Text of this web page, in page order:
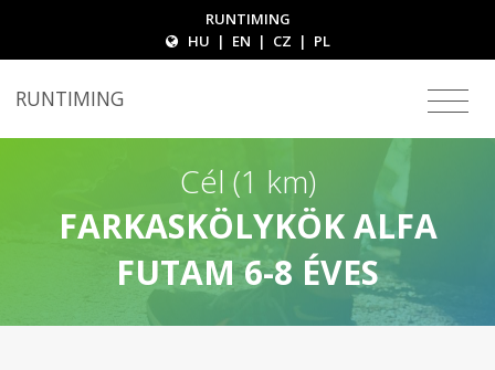
RUNTIMING
HU | EN | CZ | PL
RUNTIMING
Cél (1 km)
FARKASKÖLYKÖK ALFA
FUTAM 6-8 ÉVES